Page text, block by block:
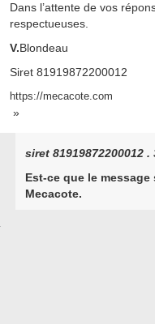
Dans l’attente de vos
respectueuses.
V.Blondeau
Siret 81919872200012
https://mecacote.com
»
siret 81919872200012 .
Est-ce que le
Mecacote.